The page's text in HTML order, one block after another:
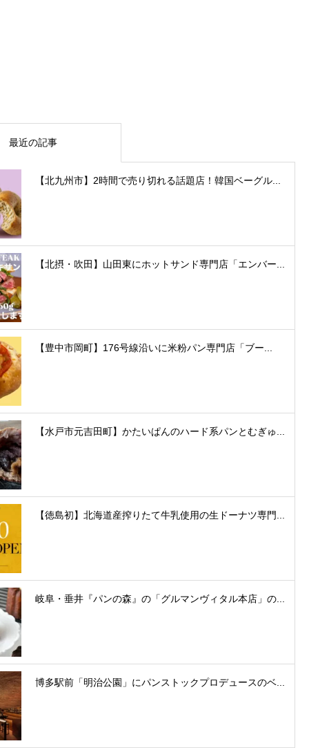
最近の記事
【北九州市】2時間で売り切れる話題店！韓国ベーグル...
【北摂・吹田】山田東にホットサンド専門店「エンバー...
【豊中市岡町】176号線沿いに米粉パン専門店「ブー...
【水戸市元吉田町】かたいぱんのハード系パンとむぎゅ...
【徳島初】北海道産搾りたて牛乳使用の生ドーナツ専門...
岐阜・垂井『パンの森』の「グルマンヴィタル本店」の...
博多駅前「明治公園」にパンストックプロデュースのベ...